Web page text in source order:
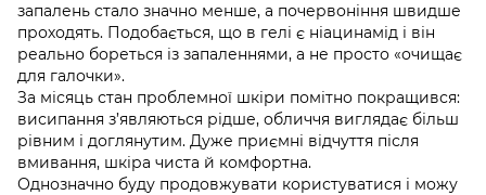
запалень стало значно менше, а почервоніння швидше
проходять. Подобається, що в гелі є ніацинамід і він
реально бореться із запаленнями, а не просто «очищає
для галочки».
За місяць стан проблемної шкіри помітно покращився:
висипання з’являються рідше, обличчя виглядає більш
рівним і доглянутим. Дуже приємні відчуття після
вмивання, шкіра чиста й комфортна.
Однозначно буду продовжувати користуватися і можу